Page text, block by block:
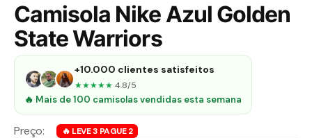
Camisola Nike Azul Golden
State Warriors
+10.000 clientes satisfeitos
★★★★★ 4.8/5
🔥 Mais de 100 camisolas vendidas esta semana